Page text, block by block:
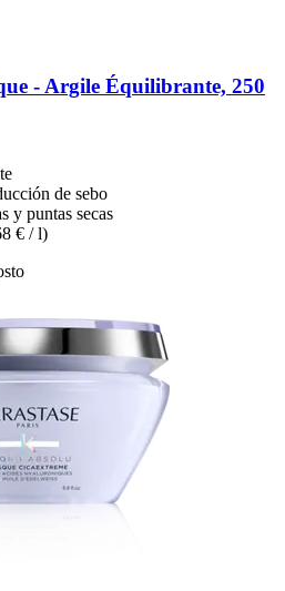
-​ Argile Équilibrante, 250
de sebo
y puntas secas
€ / l)